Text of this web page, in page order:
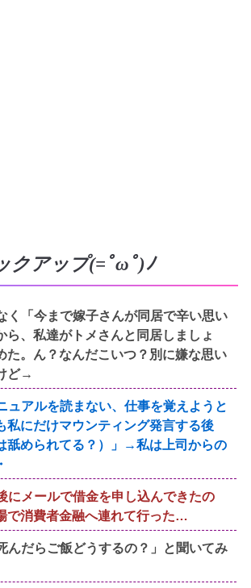
クアップ(=ﾟωﾟ)ﾉ
く「今まで嫁子さんが同居で辛い思い
ら、私達がトメさんと同居しましょ
た。ん？なんだこいつ？別に嫌な思い
ど→
ュアルを読まない、仕事を覚えようと
私にだけマウンティング発言する後
舐められてる？）」→私は上司からの
にメールで借金を申し込んできたの
で消費者金融へ連れて行った…
んだらご飯どうするの？」と聞いてみ